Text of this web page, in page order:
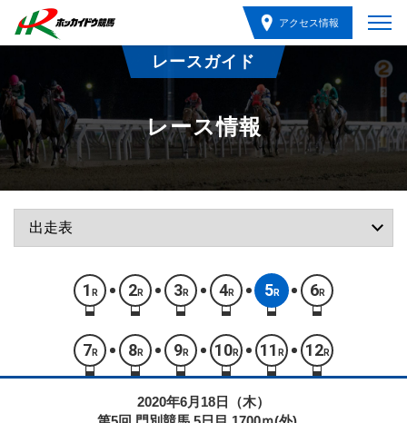
アクセス情報
レースガイド
レース情報
1 R 2R 3R 4R 5R 6R
7 R 8R 9R 10R 11 R 12R
2020年6月18日（木）